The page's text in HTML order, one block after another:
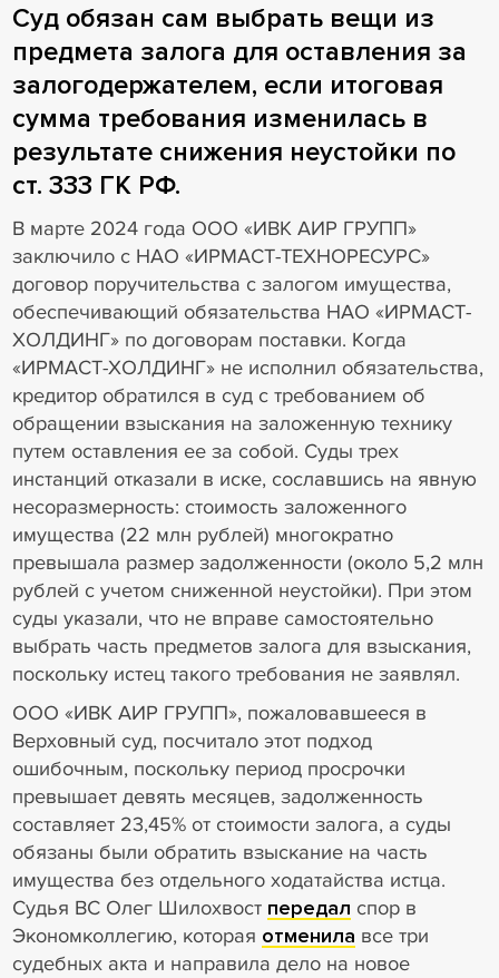
Суд обязан сам выбрать вещи из
предмета залога для оставления за
залогодержателем, если итоговая
сумма требования изменилась в
результате снижения неустойки по
ст. 333 ГК РФ.
В марте 2024 года ООО «ИВК АИР ГРУПП»
заключило с НАО «ИРМАСТ-ТЕХНОРЕСУРС»
договор поручительства с залогом имущества,
обеспечивающий обязательства НАО «ИРМАСТ-
ХОЛДИНГ» по договорам поставки. Когда
«ИРМАСТ-ХОЛДИНГ» не исполнил обязательства,
кредитор обратился в суд с требованием об
обращении взыскания на заложенную технику
путем оставления ее за собой. Суды трех
инстанций отказали в иске, сославшись на явную
несоразмерность: стоимость заложенного
имущества (22 млн рублей) многократно
превышала размер задолженности (около 5,2 млн
рублей с учетом сниженной неустойки). При этом
суды указали, что не вправе самостоятельно
выбрать часть предметов залога для взыскания,
поскольку истец такого требования не заявлял.
ООО «ИВК АИР ГРУПП», пожаловавшееся в
Верховный суд, посчитало этот подход
ошибочным, поскольку период просрочки
превышает девять месяцев, задолженность
составляет 23,45% от стоимости залога, а суды
обязаны были обратить взыскание на часть
имущества без отдельного ходатайства истца.
Судья ВС Олег Шилохвост передал спор в
Экономколлегию, которая отменила все три
судебных акта и направила дело на новое